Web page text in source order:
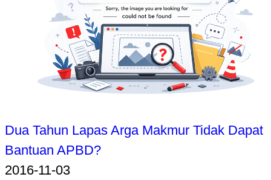
Dua Tahun Lapas Arga Makmur Tidak Dapat
Bantuan APBD?
2016-11-03